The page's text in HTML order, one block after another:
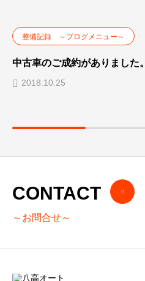
整備記録 ～ブログメニュー～
中古車のご成約がありました。
2018.10.25
CONTACT
～お問合せ～